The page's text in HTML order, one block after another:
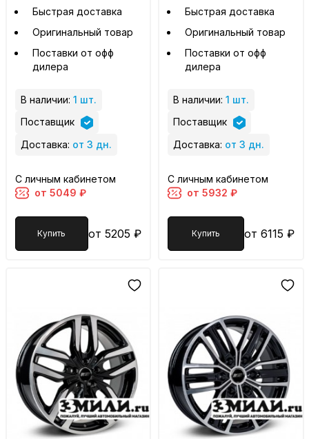
Быстрая доставка
Оригинальный товар
Поставки от офф
дилера
В наличии: 1 шт.
Поставщик
Доставка: от 3 дн.
С личным кабинетом
от 5049 ₽
Купить от 5205 ₽
Быстрая доставка
Оригинальный товар
Поставки от офф
дилера
В наличии: 1 шт.
Поставщик
Доставка: от 3 дн.
С личным кабинетом
от 5932 ₽
Купить от 6115 ₽